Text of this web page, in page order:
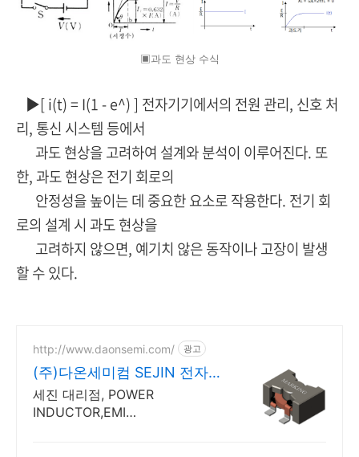
▣과도 현상 수식
▶[ i(t) = I(1 - e^) ] 전자기기에서의 전원 관리, 신호 처
리, 통신 시스템 등에서
과도 현상을 고려하여 설계와 분석이 이루어진다. 또
한, 과도 현상은 전기 회로의
안정성을 높이는 데 중요한 요소로 작용한다. 전기 회
로의 설계 시 과도 현상을
고려하지 않으면, 예기치 않은 동작이나 고장이 발생
할 수 있다.
http://www.daonsemi.com/ 광고
(주)다온세미컴 SEJIN 전자부
품
세진 대리점, POWER
INDUCTOR,EMI